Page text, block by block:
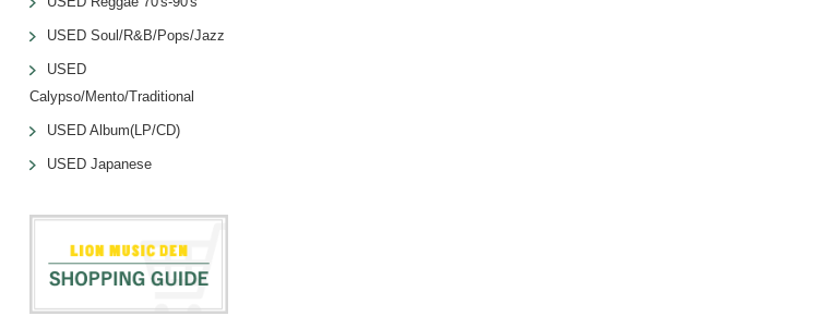
USED Soul/R&B/Pops/Jazz
USED
Calypso/Mento/Traditional
USED Album(LP/CD)
USED Japanese